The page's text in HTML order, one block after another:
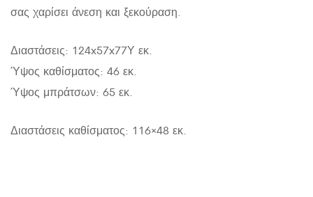
σας χαρίσει άνεση και ξεκούραση.
Διαστάσεις: 124x57x77Υ εκ.
Ύψος καθίσματος: 46 εκ.
Ύψος μπράτσων: 65 εκ.
Διαστάσεις καθίσματος: 116×48 εκ.